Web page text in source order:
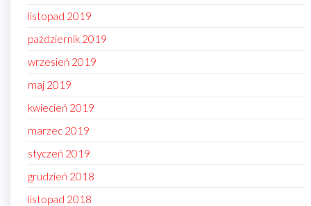
listopad 2019
październik 2019
wrzesień 2019
maj 2019
kwiecień 2019
marzec 2019
styczeń 2019
grudzień 2018
listopad 2018